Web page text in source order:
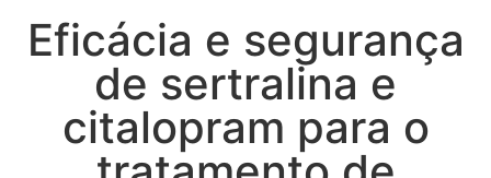
Eficácia e segurança
de sertralina e
citalopram para o